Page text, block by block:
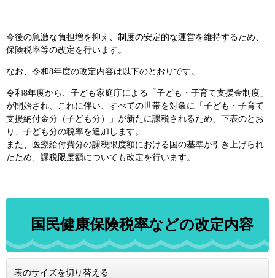
今後の急激な負担増を抑え、制度の安定的な運営を維持するため、
保険税率等の改定を行います。
なお、令和8年度の改定内容は以下のとおりです。
令和8年度から、子ども家庭庁による「子ども・子育て支援金制度」
が開始され、これに伴い、すべての世帯を対象に「子ども・子育て
支援納付金分（子ども分）」が新たに課税されるため、下表のとお
り、子ども分の税率を追加します。
また、医療給付費分の課税限度額における国の基準が引き上げられ
たため、課税限度額についても改定を行います。
国民健康保険税率などの改定内容
表のサイズを切り替える